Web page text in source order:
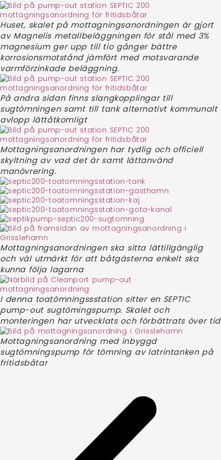
Huset, skalet på mottagningsanordningen är gjort
av Magnelis metallbeläggningen för stål med 3%
magnesium ger upp till tio gånger bättre
korrosionsmotstånd jämfört med motsvarande
varmförzinkade beläggning.
På andra sidan finns slangkopplingar till
sugtömningen samt till tank alternativt kommunalt
avlopp lättåtkomligt
Mottagningsanordningen har tydlig och officiell
skyltning av vad det är samt lättanvänd
manövrering.
Mottagningsanordningen ska sitta lättillgänglig
och väl utmärkt för att båtgästerna enkelt ska
kunna följa lagarna
I denna toatömningssstation sitter en SEPTIC
pump-out sugtömingspump. Skalet och
monteringen har utvecklats och förbättrats över tid
Mottagningsanordning med inbyggd
sugtömningspump för tömning av latrintanken på
fritidsbåtar